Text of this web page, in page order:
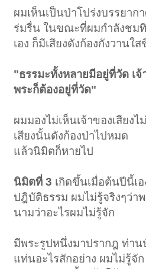
ผมเห็นเป็นป่าโปร่งบรรยาก
ร่มรื่น ในขณะที่ผมกำลังชม
เอง ก็มีเสียงดังก้องกังวานใ
"ธรรมะทั้งหลายมีอยู่ที่วัด เจ้
พระก็ต้องอยู่ที่วัด"
ผมมองไม่เห็นเจ้าของเสียงไ
เสียงนั้นดังก้องป่าไปหมด
แล้วนิมิตก็หายไป
นิมิตที่ 3 เกิดขึ้นเมื่อต้นปีนี้เ
ปฎิบัติธรรม ผมไม่รู้จริงๆว่า
นามว่าอะไรผมไม่รู้จัก
มีพระรูปหนึ่งมาปรากฎ ท่า
แท่นอะไรสักอย่าง ผมไม่รู้จั